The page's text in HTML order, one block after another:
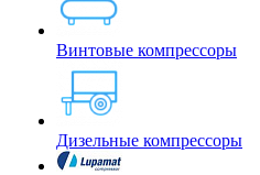
Винтовые компрессоры
Дизельные компрессоры